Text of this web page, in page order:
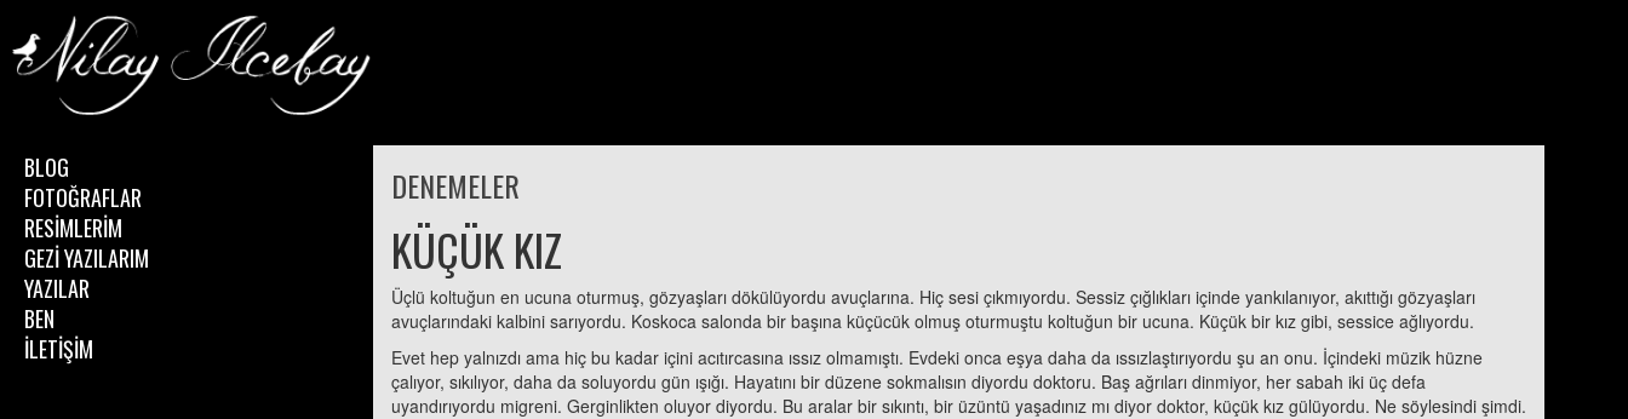
BLOG
FOTOĞRAFLAR
RESİMLERİM
GEZİ YAZILARIM
YAZILAR
BEN
İLETİŞİM
DENEMELER
KÜÇÜK KIZ
Üçlü koltuğun en ucuna oturmuş, gözyaşları dökülüyordu avuçlarına. Hiç sesi çıkmıyordu. Sessiz çığlıkları içinde yankılanıyor, akıttığı gözyaşları
avuçlarındaki kalbini sarıyordu. Koskoca salonda bir başına küçücük olmuş oturmuştu koltuğun bir ucuna. Küçük bir kız gibi, sessice ağlıyordu.
Evet hep yalnızdı ama hiç bu kadar içini acıtırcasına ıssız olmamıştı. Evdeki onca eşya daha da ıssızlaştırıyordu şu an onu. İçindeki müzik hüzne
çalıyor, sıkılıyor, daha da soluyordu gün ışığı. Hayatını bir düzene sokmalısın diyordu doktoru. Baş ağrıları dinmiyor, her sabah iki üç defa
uyandırıyordu migreni. Gerginlikten oluyor diyordu. Bu aralar bir sıkıntı, bir üzüntü yaşadınız mı diyor doktor, küçük kız gülüyordu. Ne söylesindi şimdi.